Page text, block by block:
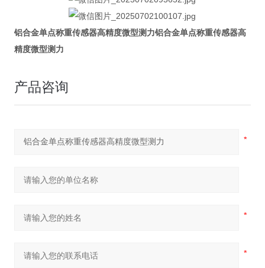
铝合金单点称重传感器高精度微型测力铝合金单点称重传感器高
精度微型测力
产品咨询